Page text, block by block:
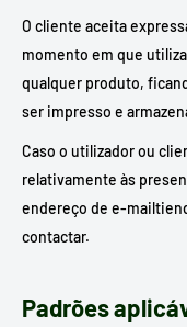
O cliente aceita
momento em que
qualquer produto,
ser impresso e
Caso o utilizador ou
relativamente às
endereço de e-
contactar.
Padrões